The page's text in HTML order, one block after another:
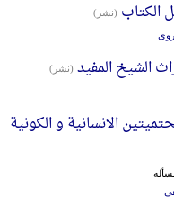
الکتاب (نشر)
الشیخ المفید (نشر)
الانسانیة و الکونیة